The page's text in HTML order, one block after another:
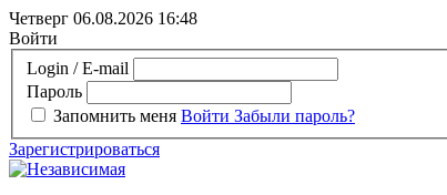
Четверг 06.08.2026 16:48
Войти
Login / E-mail
Пароль
Запомнить меня Войти Забыли пароль?
Зарегистрироваться